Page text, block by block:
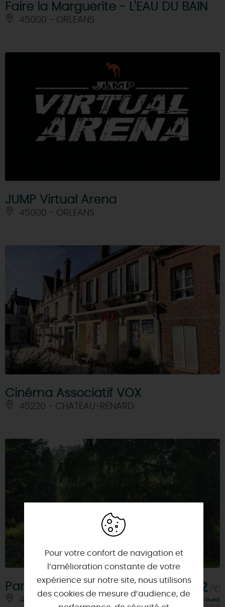
Faire la Marguerite - L'EAU DU BAIN
45000 - ORLEANS
JUMP Virtual Arena
45000 - ORLEANS
Cinéma Associatif VOX
45220 - CHATEAU-RENARD
Parc Floral de La Source
45100 - ORLEANS
9,2
Note FairGuest
calculée sur 1291 avis
Pour votre confort de navigation et
l’amélioration constante de votre
expérience sur notre site, nous utilisons
des cookies de mesure d’audience, de